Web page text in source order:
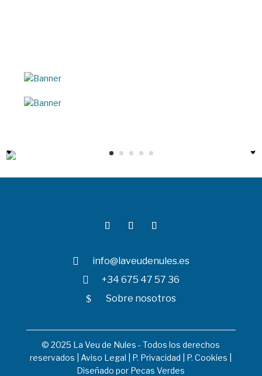
 info@laveudenules.es
 +34 675 47 57 36
$ Sobre nosotros
© 2025 La Veu de Nules - Todos los derechos
reservados | Aviso Legal P. Privacidad P. Cookies
Diseñado por Pecas Verdes